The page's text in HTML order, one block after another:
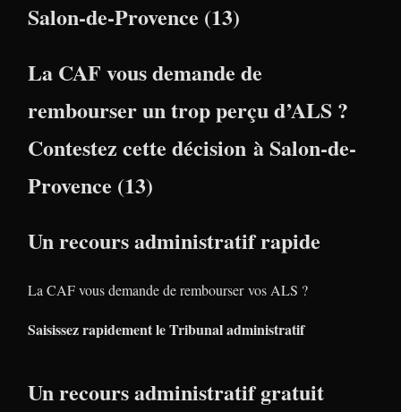
Salon-de-Provence (13)
La CAF vous demande de
rembourser un trop perçu d’ALS ?
Contestez cette décision à Salon-de-
Provence (13)
Un recours administratif rapide
La CAF vous demande de rembourser vos ALS ?
Saisissez rapidement le Tribunal administratif
Un recours administratif gratuit